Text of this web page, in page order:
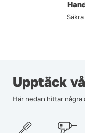
Upptäck
Här nedan hittar